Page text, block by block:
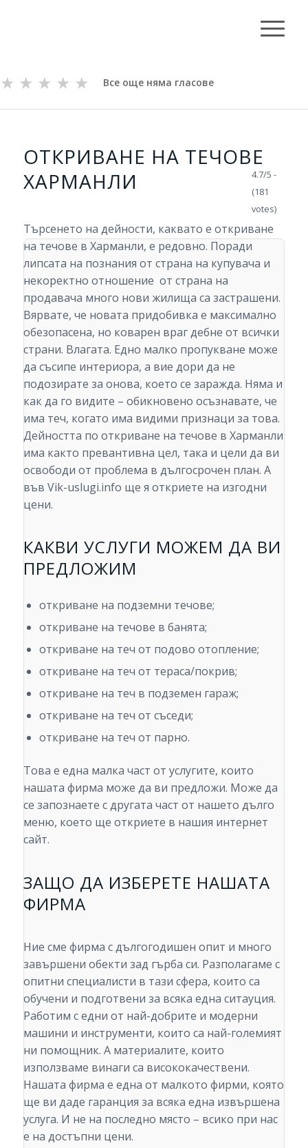
★
★
★
★
★ Все още няма гласове
ОТКРИВАНЕ НА ТЕЧОВЕ
ХАРМАНЛИ
Търсенето на дейности, каквато е откриване
на течове в Харманли, е редовно. Поради
липсата на познания от страна на купувача и
некоректно отношение от страна на
продавача много нови жилища са застрашени.
Вярвате, че новата придобивка е максимално
обезопасена, но коварен враг дебне от всички
страни. Влагата. Едно малко пропукване може
да съсипе интериора, а вие дори да не
подозирате за онова, което се заражда. Няма и
как да го видите – обикновено осъзнавате, че
има теч, когато има видими признаци за това.
Дейността по откриване на течове в Харманли
има както превантивна цел, така и цели да ви
освободи от проблема в дългосрочен план. А
във Vik-uslugi.info ще я откриете на изгодни
цени.
КАКВИ УСЛУГИ МОЖЕМ ДА ВИ
ПРЕДЛОЖИМ
откриване на подземни течове;
откриване на течове в банята;
откриване на теч от подово отопление;
откриване на теч от тераса/покрив;
откриване на теч в подземен гараж;
откриване на теч от съседи;
откриване на теч от парно.
Това е една малка част от услугите, които
нашата фирма може да ви предложи. Може да
се запознаете с другата част от нашето дълго
меню, което ще откриете в нашия интернет
сайт.
ЗАЩО ДА ИЗБЕРЕТЕ НАШАТА
ФИРМА
Ние сме фирма с дългогодишен опит и много
завършени обекти зад гърба си. Разполагаме с
опитни специалисти в тази сфера, които са
обучени и подготвени за всяка една ситауция.
Работим с едни от най-добрите и модерни
машини и инструменти, които са най-големият
ни помощник. А материалите, които
използваме винаги са висококачествени.
Нашата фирма е една от малкото фирми, която
ще ви даде гаранция за всяка една извършена
услуга. И не на последно място – всико при нас
е на достъпни цени.
4.7/5 -
(181
votes)